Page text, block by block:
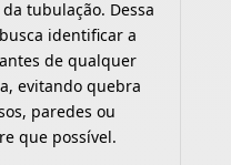
tubulação. Dessa
identificar a
de qualquer
evitando quebra
paredes ou
que possível.